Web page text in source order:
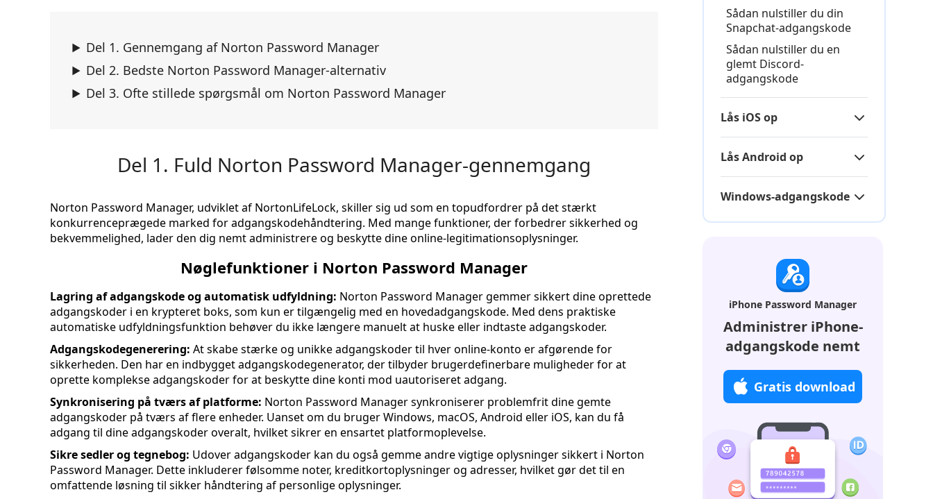
Del 1. Gennemgang af Norton Password Manager
Del 2. Bedste Norton Password Manager-alternativ
Del 3. Ofte stillede spørgsmål om Norton Password Manager
Del 1. Fuld Norton Password Manager-gennemgang
Norton Password Manager, udviklet af NortonLifeLock, skiller sig ud som en topudfordrer på det stærkt
konkurrenceprægede marked for adgangskodehåndtering. Med mange funktioner, der forbedrer sikkerhed og
bekvemmelighed, lader den dig nemt administrere og beskytte dine online-legitimationsoplysninger.
Nøglefunktioner i Norton Password Manager
Lagring af adgangskode og automatisk udfyldning: Norton Password Manager gemmer sikkert dine oprettede
adgangskoder i en krypteret boks, som kun er tilgængelig med en hovedadgangskode. Med dens praktiske
automatiske udfyldningsfunktion behøver du ikke længere manuelt at huske eller indtaste adgangskoder.
Adgangskodegenerering: At skabe stærke og unikke adgangskoder til hver online-konto er afgørende for
sikkerheden. Den har en indbygget adgangskodegenerator, der tilbyder brugerdefinerbare muligheder for at
oprette komplekse adgangskoder for at beskytte dine konti mod uautoriseret adgang.
Synkronisering på tværs af platforme: Norton Password Manager synkroniserer problemfrit dine gemte
adgangskoder på tværs af flere enheder. Uanset om du bruger Windows, macOS, Android eller iOS, kan du få
adgang til dine adgangskoder overalt, hvilket sikrer en ensartet platformoplevelse.
Sikre sedler og tegnebog: Udover adgangskoder kan du også gemme andre vigtige oplysninger sikkert i Norton
Password Manager. Dette inkluderer følsomme noter, kreditkortoplysninger og adresser, hvilket gør det til en
omfattende løsning til sikker håndtering af personlige oplysninger.
Sådan nulstiller du din
Snapchat-adgangskode
Sådan nulstiller du en
glemt Discord-
adgangskode
Lås iOS op
Lås Android op
Windows-adgangskode
iPhone Password Manager
Administrer iPhone-
adgangskode nemt
Gratis download